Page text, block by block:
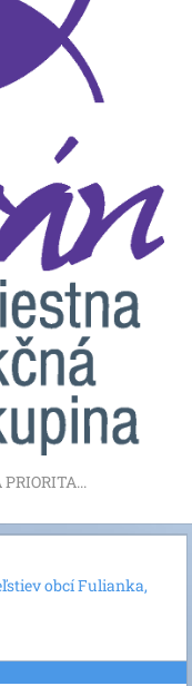
obcí Fulianka,